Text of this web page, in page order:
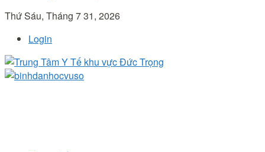
Thứ Sáu, Tháng 7 31, 2026
Login